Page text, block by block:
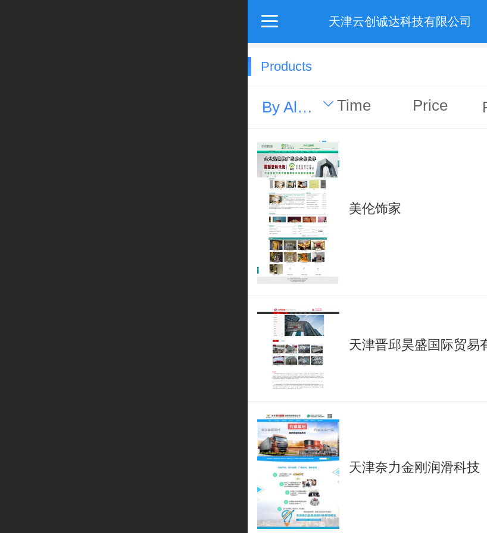
天津云创诚达科技有限公司
Products
By Alphabet Time Price
美伦饰家
天津晋邱昊盛国际贸易
天津奈力金刚润滑科技